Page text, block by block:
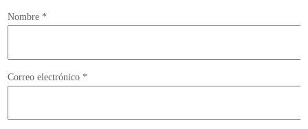
Nombre *
Correo electrónico *